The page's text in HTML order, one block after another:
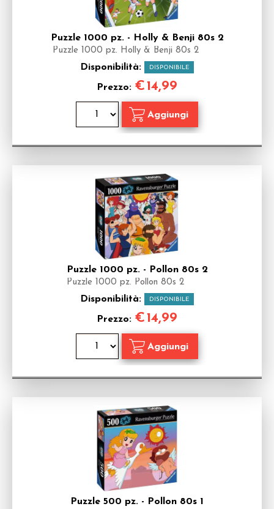
Puzzle 1000 pz. - Holly & Benji 80s 2
Puzzle 1000 pz. Holly & Benji 80s 2
Disponibilità: DISPONIBILE
Prezzo: €14,99
Puzzle 1000 pz. - Pollon 80s 2
Puzzle 1000 pz. Pollon 80s 2
Disponibilità: DISPONIBILE
Prezzo: €14,99
Puzzle 500 pz. - Pollon 80s 1